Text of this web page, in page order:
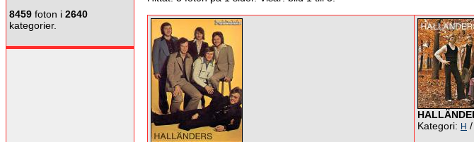
8459 foton i 2640
kategorier.
Kategori: H /